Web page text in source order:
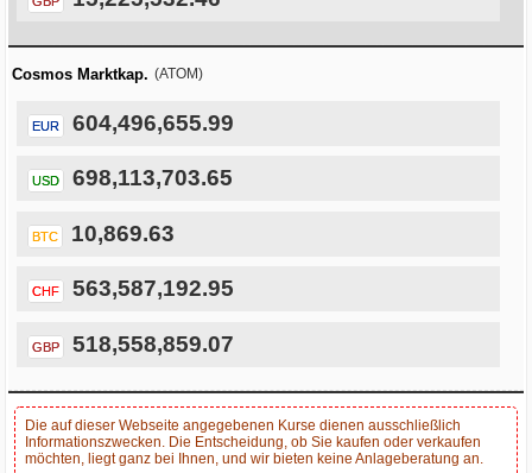
Cosmos Marktkap. (ATOM)
EUR 604,496,655.99
USD 698,113,703.65
BTC 10,869.63
CHF 563,587,192.95
GBP 518,558,859.07
Die auf dieser Webseite angegebenen Kurse dienen ausschließlich
Informationszwecken. Die Entscheidung, ob Sie kaufen oder verkaufen
möchten, liegt ganz bei Ihnen, und wir bieten keine Anlageberatung an.